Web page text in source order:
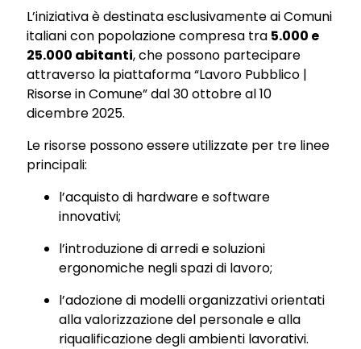
L’iniziativa è destinata esclusivamente ai Comuni
italiani con popolazione compresa tra 5.000 e
25.000 abitanti, che possono partecipare
attraverso la piattaforma “Lavoro Pubblico |
Risorse in Comune” dal 30 ottobre al 10
dicembre 2025.
Le risorse possono essere utilizzate per tre linee
principali:
l’acquisto di hardware e software
innovativi;
l’introduzione di arredi e soluzioni
ergonomiche negli spazi di lavoro;
l’adozione di modelli organizzativi orientati
alla valorizzazione del personale e alla
riqualificazione degli ambienti lavorativi.